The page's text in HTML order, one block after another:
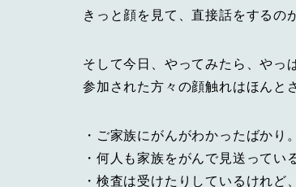
きっと顔を見て、直接話をするの
そして今日、やってみたら、やっ
参加された方々の顔触れはほんと
・ご家族にがんがわかったばかり
・何人も家族をがんで見送ってい
・検査は受けたりしているけれど